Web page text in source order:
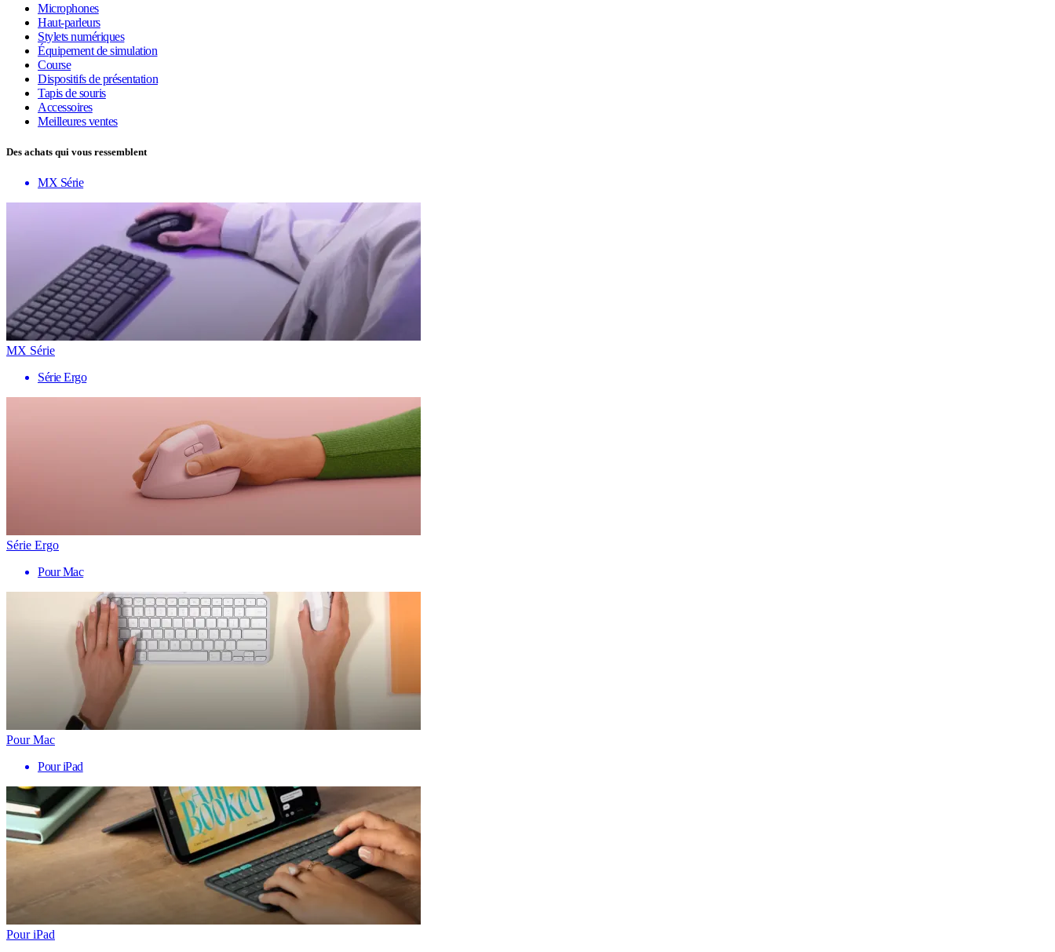
Microphones
Haut-parleurs
Stylets numériques
Équipement de simulation
Course
Dispositifs de présentation
Tapis de souris
Accessoires
Meilleures ventes
Des achats qui vous ressemblent
MX Série
MX Série
Série Ergo
Série Ergo
Pour Mac
Pour Mac
Pour iPad
Pour iPad